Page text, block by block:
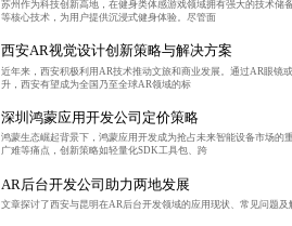
苏州作为科技创新高地，在健身类体感游戏领域拥有强大的技术
等核心技术，为用户提供沉浸式健身体验。尽管面
西安AR视觉设计创新策略与解决方案
近年来，西安积极利用AR技术推动文旅和商业发展。通过AR眼镜
升，西安有望成为全国乃至全球AR领域的标
深圳鸿蒙应用开发公司定价策略
鸿蒙生态崛起背景下，鸿蒙应用开发成为抢占未来智能设备市场
广难等痛点，创新策略如轻量化SDK工具包、跨
AR后台开发公司助力两地发展
文章探讨了西安与昆明在AR后台开发领域的应用现状、常见问题